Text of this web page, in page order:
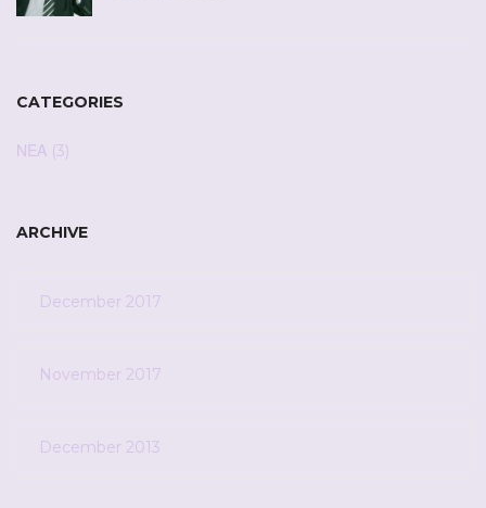
CATEGORIES
ΝΕΑ (3)
ARCHIVE
December 2017
November 2017
December 2013